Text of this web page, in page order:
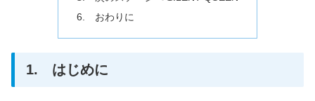
6. おわりに
1. はじめに